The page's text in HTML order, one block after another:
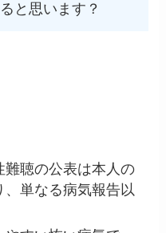
と思います？
難聴の公表は本人の
単なる病気報告以